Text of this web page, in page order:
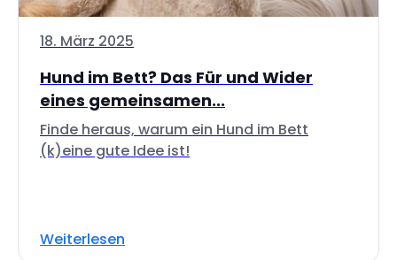
18. März 2025
Hund im Bett? Das Für und Wider
eines gemeinsamen...
Finde heraus, warum ein Hund im Bett
(k)eine gute Idee ist!
Weiterlesen